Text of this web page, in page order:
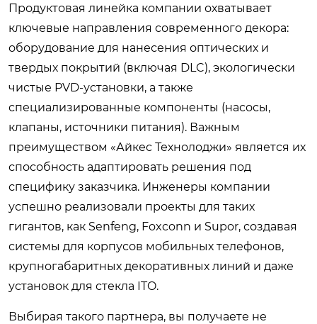
Продуктовая линейка компании охватывает
ключевые направления современного декора:
оборудование для нанесения оптических и
твердых покрытий (включая DLC), экологически
чистые PVD-установки, а также
специализированные компоненты (насосы,
клапаны, источники питания). Важным
преимуществом «Айкес Технолоджи» является их
способность адаптировать решения под
специфику заказчика. Инженеры компании
успешно реализовали проекты для таких
гигантов, как Senfeng, Foxconn и Supor, создавая
системы для корпусов мобильных телефонов,
крупногабаритных декоративных линий и даже
установок для стекла ITO.
Выбирая такого партнера, вы получаете не